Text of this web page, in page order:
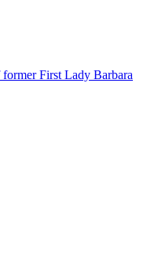
First Lady Barbara